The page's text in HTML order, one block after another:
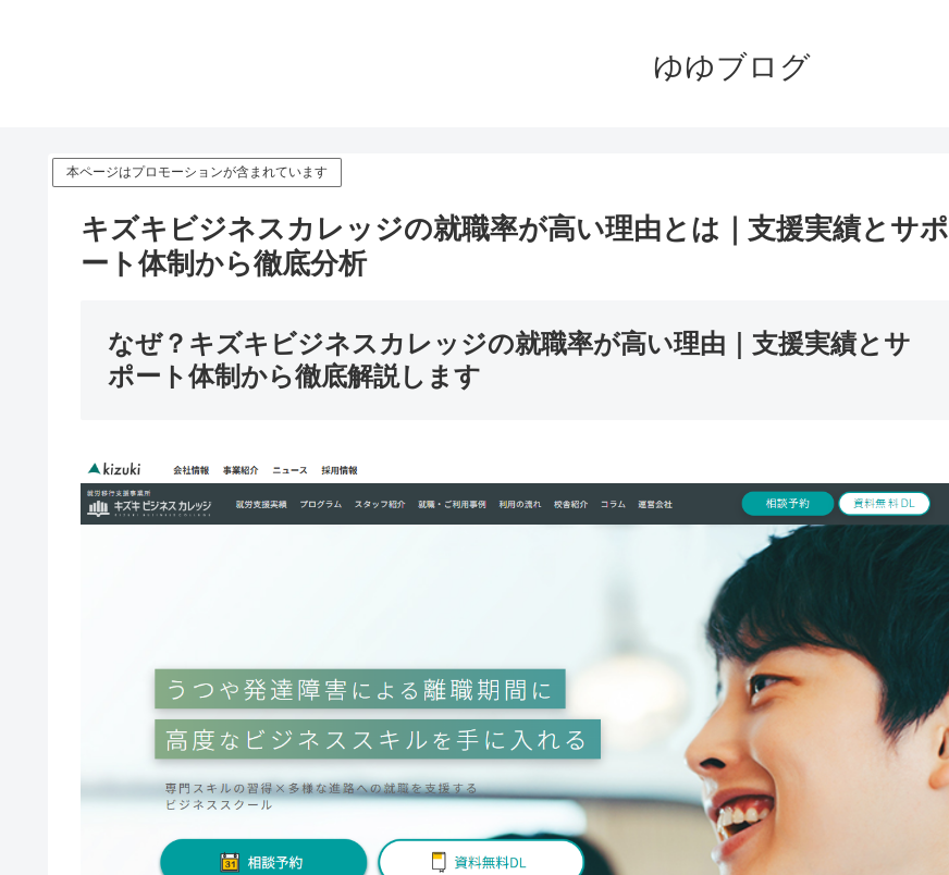
ゆゆブログ
本ページはプロモーションが含まれています
キズキビジネスカレッジの就職率が高い理由とは｜支援実績とサポ
ート体制から徹底分析
なぜ？キズキビジネスカレッジの就職率が高い理由｜支援実績とサ
ポート体制から徹底解説します